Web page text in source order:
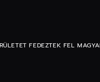
FEDEZTEK FEL